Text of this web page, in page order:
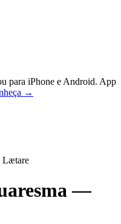
para iPhone e Android. App
→
Lætare
—